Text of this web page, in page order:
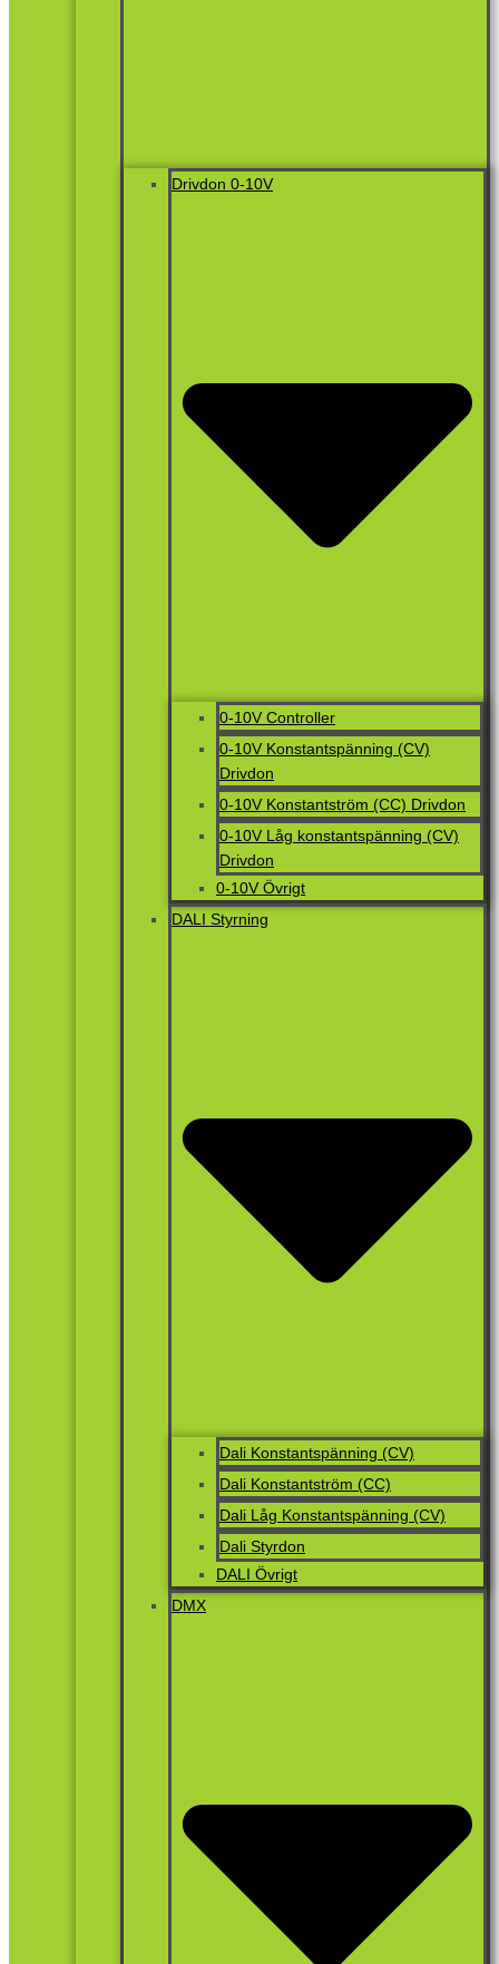
Drivdon 0-10V
0-10V Controller
0-10V Konstantspänning (CV)
Drivdon
0-10V Konstantström (CC) Drivdon
0-10V Låg konstantspänning (CV)
Drivdon
0-10V Övrigt
DALI Styrning
Dali Konstantspänning (CV)
Dali Konstantström (CC)
Dali Låg Konstantspänning (CV)
Dali Styrdon
DALI Övrigt
DMX